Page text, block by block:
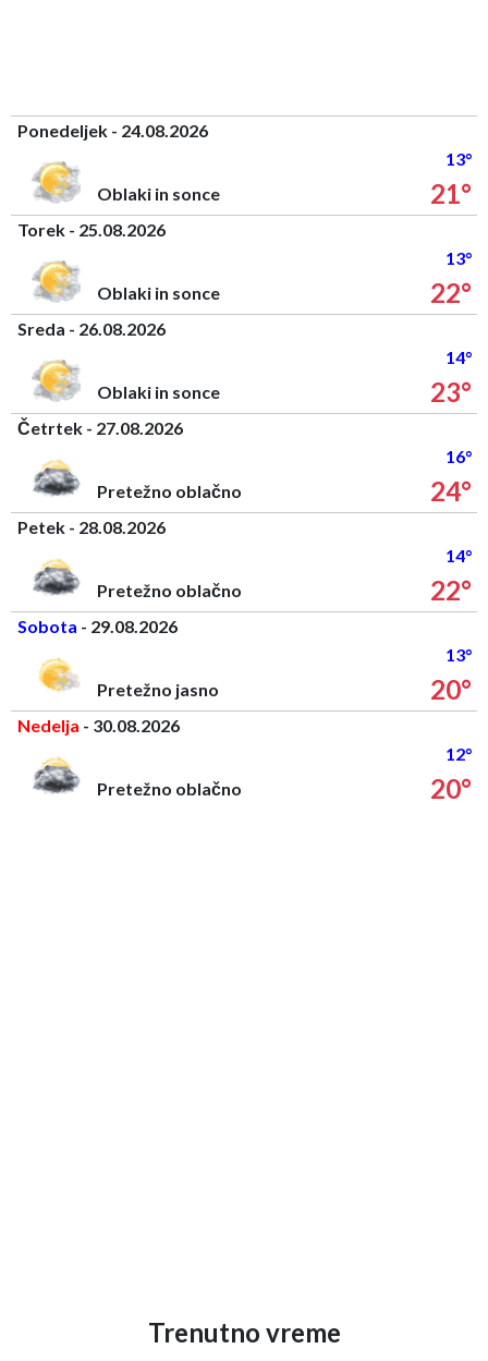
Ponedeljek - 24.08.2026
13°
Oblaki in sonce
21°
Torek - 25.08.2026
13°
Oblaki in sonce
22°
Sreda - 26.08.2026
14°
Oblaki in sonce
23°
Četrtek - 27.08.2026
16°
Pretežno oblačno
24°
Petek - 28.08.2026
14°
Pretežno oblačno
22°
Sobota - 29.08.2026
13°
Pretežno jasno
20°
Nedelja - 30.08.2026
12°
Pretežno oblačno
20°
Trenutno vreme